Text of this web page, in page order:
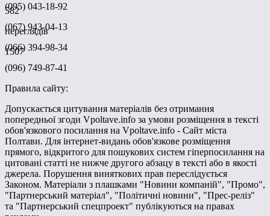
582
переглядів
1507
(095) 043-18-92
(067) 943-04-13
(066) 394-98-34
(096) 749-87-41
Правила сайту:
Допускається цитування матеріалів без отримання
попередньої згоди Vpoltave.info за умови розміщення в тексті
обов'язкового посилання на Vpoltave.info - Сайт міста
Полтави. Для інтернет-видань обов'язкове розміщення
прямого, відкритого для пошукових систем гіперпосилання на
цитовані статті не нижче другого абзацу в тексті або в якості
джерела. Порушення виняткових прав переслідується
Законом. Матеріали з плашками "Новини компаній", "Промо",
"Партнерський матеріал", "Політичні новини", "Прес-реліз"
та "Партнерський спецпроект" публікуються на правах